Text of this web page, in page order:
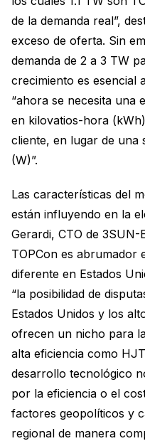
de la demanda real”,
exceso de oferta. Sin
demanda de 2 a 3 TW
crecimiento es esencial
“ahora se necesita una
en kilovatios-hora
cliente, en lugar de una
(W)”.
Las características del
están influyendo en la
Gerardi, CTO de 3SUN-
TOPCon es abrumador
diferente en Estados
“la posibilidad de
Estados Unidos y los
ofrecen un nicho para
alta eficiencia como
desarrollo tecnológico
por la eficiencia o el
factores geopolíticos y
regional de manera